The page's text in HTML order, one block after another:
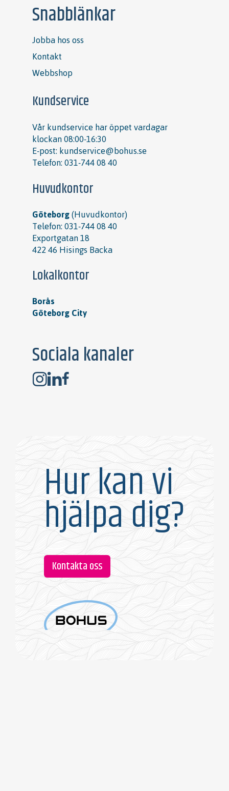
Hur kan vi
hjälpa dig?
Kontakta oss
Snabblänkar
Jobba hos oss
Kontakt
Webbshop
Kundservice
Vår kundservice har öppet vardagar
klockan 08:00-16:30
E-post:kundservice@bohus.se
Telefon:031-744 08 40
Huvudkontor
Göteborg(Huvudkontor)
Telefon:031-744 08 40
Exportgatan 18
422 46 Hisings Backa
Lokalkontor
Borås
Göteborg City
Sociala kanaler